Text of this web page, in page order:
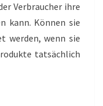
Verbraucher ihre
kann. Können sie
werden, wenn sie
tatsächlich